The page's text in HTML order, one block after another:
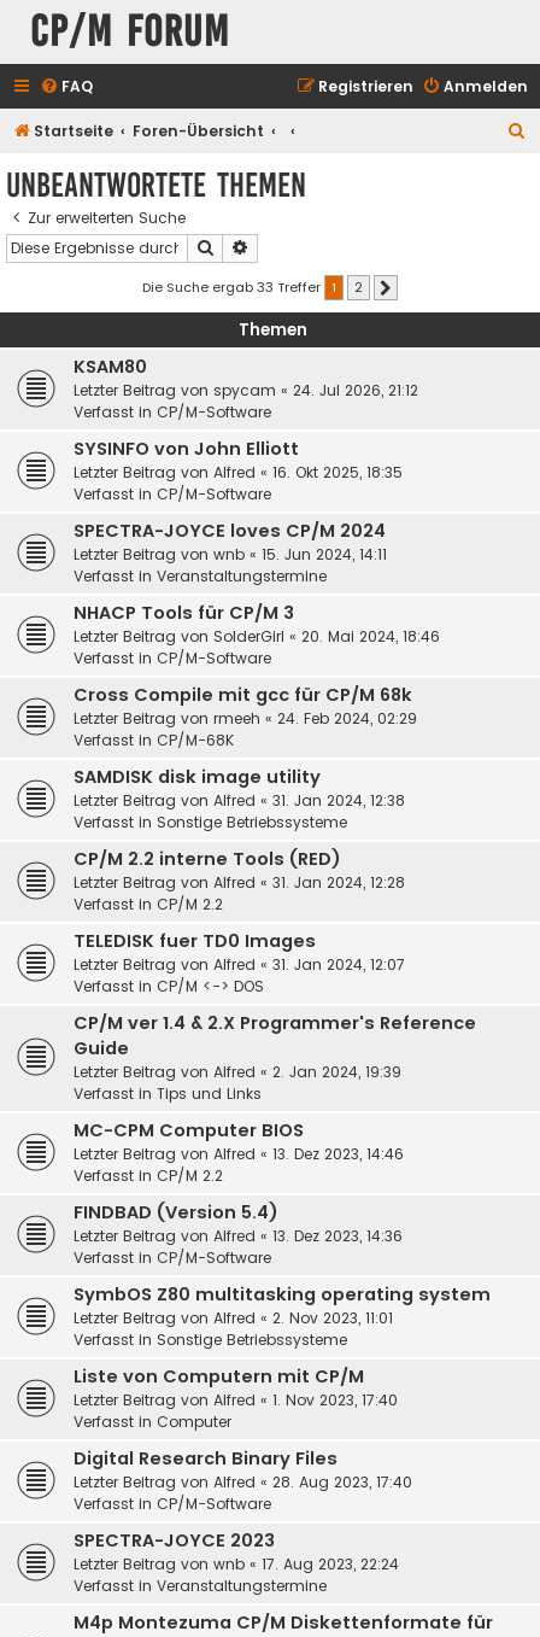
CP/M Forum
FAQ Anmelden
Registrieren
Startseite Foren-Übersicht
Unbeantwortete Themen
Zur erweiterten Suche
Suche
Die Suche ergab 33 Treffer 1 2
Themen
KSAM80
Letzter Beitrag von spycam « 24. Jul 2026, 21:12
Verfasst in CP/M-Software
SYSINFO von John Elliott
Letzter Beitrag von Alfred « 16. Okt 2025, 18:35
Verfasst in CP/M-Software
SPECTRA-JOYCE loves CP/M 2024
Letzter Beitrag von wnb « 15. Jun 2024, 14:11
Verfasst in Veranstaltungstermine
NHACP Tools für CP/M 3
Letzter Beitrag von SolderGirl « 20. Mai 2024, 18:46
Verfasst in CP/M-Software
Cross Compile mit gcc für CP/M 68k
Letzter Beitrag von rmeeh « 24. Feb 2024, 02:29
Verfasst in CP/M-68K
SAMDISK disk image utility
Letzter Beitrag von Alfred « 31. Jan 2024, 12:38
Verfasst in Sonstige Betriebssysteme
CP/M 2.2 interne Tools (RED)
Letzter Beitrag von Alfred « 31. Jan 2024, 12:28
Verfasst in CP/M 2.2
TELEDISK fuer TD0 Images
Letzter Beitrag von Alfred « 31. Jan 2024, 12:07
Verfasst in CP/M <-> DOS
CP/M ver 1.4 & 2.X Programmer's Reference
Guide
Letzter Beitrag von Alfred « 2. Jan 2024, 19:39
Verfasst in Tips und Links
MC-CPM Computer BIOS
Letzter Beitrag von Alfred « 13. Dez 2023, 14:46
Verfasst in CP/M 2.2
FINDBAD (Version 5.4)
Letzter Beitrag von Alfred « 13. Dez 2023, 14:36
Verfasst in CP/M-Software
SymbOS Z80 multitasking operating system
Letzter Beitrag von Alfred « 2. Nov 2023, 11:01
Verfasst in Sonstige Betriebssysteme
Liste von Computern mit CP/M
Letzter Beitrag von Alfred « 1. Nov 2023, 17:40
Verfasst in Computer
Digital Research Binary Files
Letzter Beitrag von Alfred « 28. Aug 2023, 17:40
Verfasst in CP/M-Software
SPECTRA-JOYCE 2023
Letzter Beitrag von wnb « 17. Aug 2023, 22:24
Verfasst in Veranstaltungstermine
M4p Montezuma CP/M Diskettenformate für